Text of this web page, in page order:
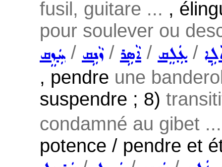
fusil, guitare ... ,
pour soulever ou
ܚܲܙܸܩ / ܙܵܢܹܩ/ ܐܵܣܹܪ / ܥܲܠܸܩ /
, pendre une
suspendre ; 8)
condamné au gibet ...
potence / pendre et